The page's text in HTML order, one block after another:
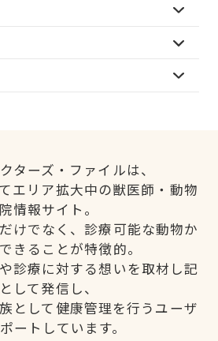
ターズ・ファイルは、
エリア拡大中の獣医師・動物
情報サイト。
けでなく、診療可能な動物か
きることが特徴的。
診療に対する想いを取材し記
して発信し、
として健康管理を行うユーザ
ートしています。